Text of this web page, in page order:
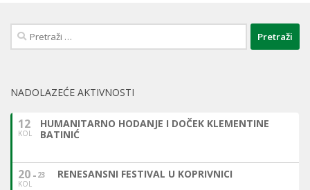
Pretraži:
NADOLAZEĆE AKTIVNOSTI
12
KOL
HUMANITARNO HODANJE I DOČEK KLEMENTINE
BATINIĆ
20
KOL
23 RENESANSNI FESTIVAL U KOPRIVNICI